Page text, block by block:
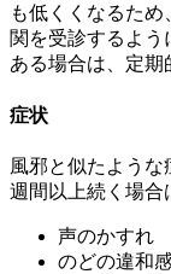
も低くくなるた
関を受診するよ
ある場合は、定期
症状
風邪と似たよう
週間以上続く場合
声のかすれ
のどの違和